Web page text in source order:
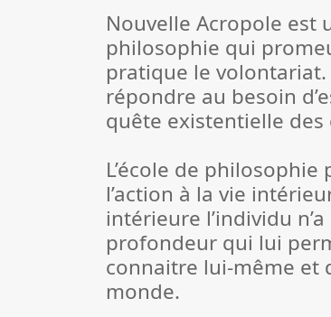
Nouvelle Acropole est
philosophie qui
pratique le
répondre au besoin
quête existentielle
L’école de
l’action à la vie
intérieure l’individu
profondeur qui lui
connaitre lui-même et
monde.